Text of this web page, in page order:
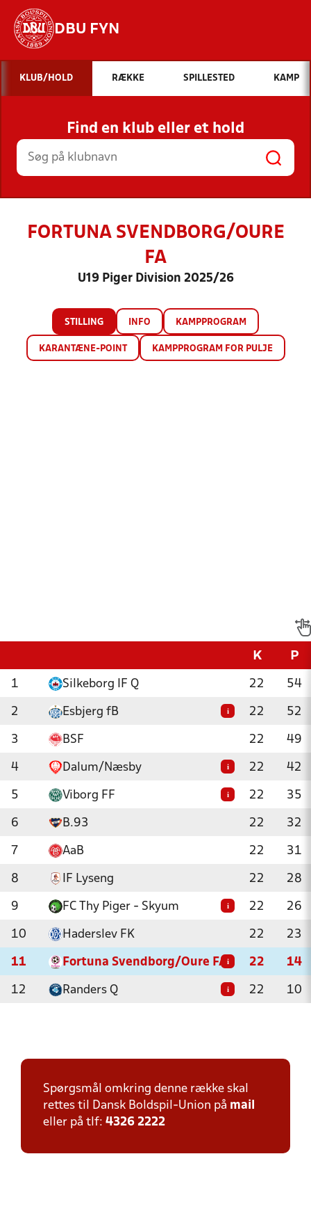
DBU FYN
Hvad vil du søge efter?
INDHOLD OG NYHEDER
STILLINGER, RESULTATER, KLUBBER OG
HOLD
KLUB/HOLD RÆKKE SPILLESTED KAMP
Find en klub eller et hold
FORTUNA SVENDBORG/OURE
FA
U19 Piger Division 2025/26
STILLING INFO KAMPPROGRAM
KARANTÆNE-POINT KAMPPROGRAM FOR PULJE
K P
1 Silkeborg IF Q 22 54
2 Esbjerg fB i 22 52
3 BSF 22 49
4 Dalum/Næsby i 22 42
5 Viborg FF i 22 35
6 B.93 22 32
7 AaB 22 31
8 IF Lyseng 22 28
9 FC Thy Piger - Skyum i 22 26
10 Haderslev FK 22 23
11 Fortuna Svendborg/Oure FA i 22 14
12 Randers Q i 22 10
Spørgsmål omkring denne række skal
rettes til Dansk Boldspil-Union på mail
eller på tlf: 4326 2222